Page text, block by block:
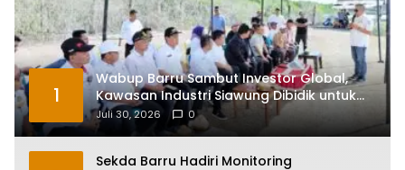
1
Wabup Barru Sambut Investor Global,
Kawasan Industri Siawung Dibidik untuk
Hilirisasi Bawang Putih
Juli 30, 2026 0
Sekda Barru Hadiri Monitoring